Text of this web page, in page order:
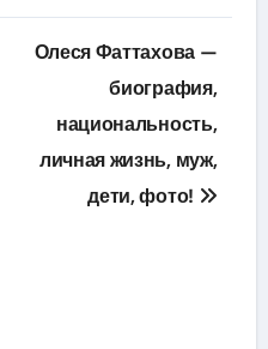
Олеся Фаттахова —
биография,
национальность,
личная жизнь, муж,
дети, фото!